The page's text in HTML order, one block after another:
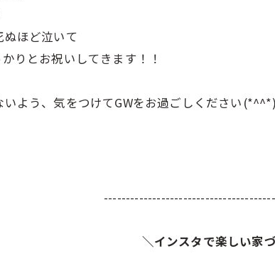
ほど泣いて
りとお祝いしてきます！！
よう、気をつけてGWをお過ごしください(*^^*)
＼インスタで楽しい家